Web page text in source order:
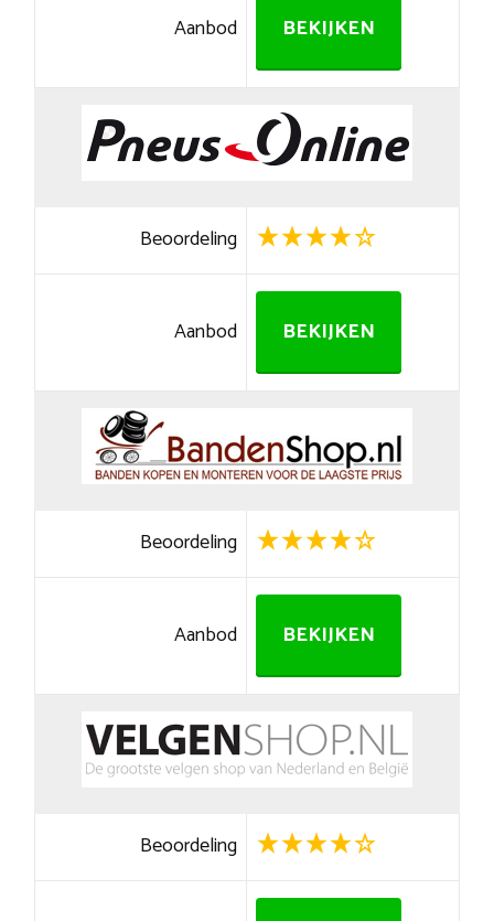
Aanbod BEKIJKEN
Beoordeling
Aanbod BEKIJKEN
Beoordeling
Aanbod BEKIJKEN
Beoordeling